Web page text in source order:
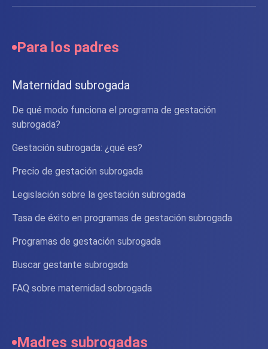
Para los padres
Maternidad subrogada
De qué modo funciona el programa de gestación
subrogada?
Gestación subrogada: ¿qué es?
Precio de gestación subrogada
Legislación sobre la gestación subrogada
Tasa de éxito en programas de gestación subrogada
Programas de gestación subrogada
Buscar gestante subrogada
FAQ sobre maternidad sobrogada
Madres subrogadas